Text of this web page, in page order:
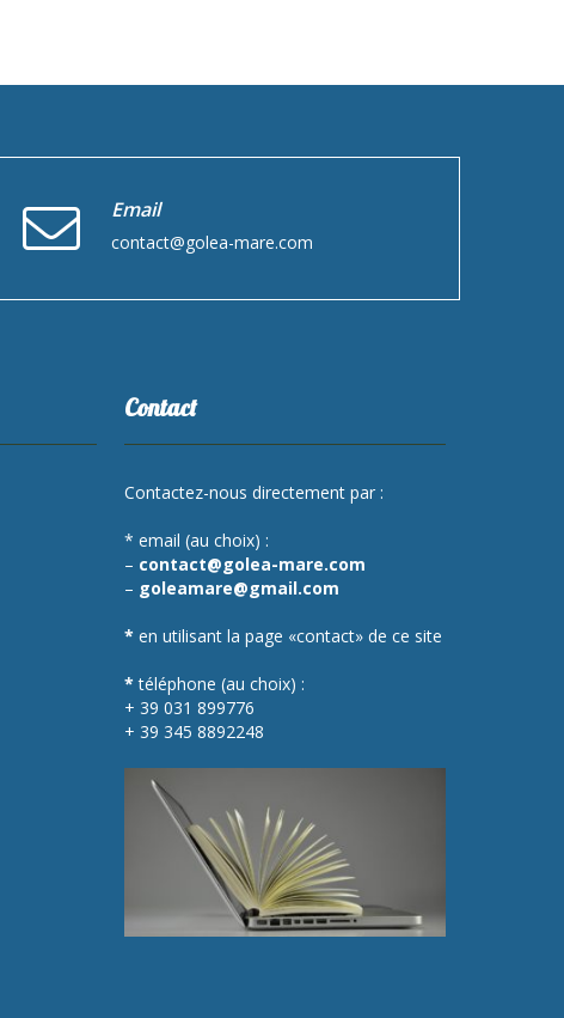
Email
contact@golea-mare.com
Contact
Contactez-nous directement par :
* email (au choix) :
– contact@golea-mare.com
– goleamare@gmail.com
* en utilisant la page «contact» de ce site
* téléphone (au choix) :
+ 39 031 899776
+ 39 345 8892248